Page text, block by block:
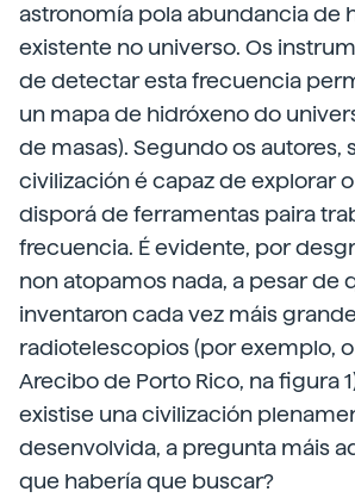
astronomía pola abundancia de
existente no universo. Os
de detectar esta frecuencia
un mapa de hidróxeno do
de masas). Segundo os autores,
civilización é capaz de explorar
disporá de ferramentas paira
frecuencia. É evidente, por
non atopamos nada, a pesar de
inventaron cada vez máis
radiotelescopios (por exemplo,
Arecibo de Porto Rico, na figura
existise una civilización
desenvolvida, a pregunta máis
que habería que buscar?